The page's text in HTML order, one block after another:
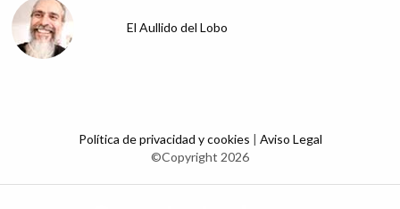
El Aullido del Lobo
Política de privacidad y cookies | Aviso Legal
©Copyright 2026